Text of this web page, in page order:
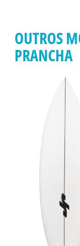
OUTROS
PRANCHA